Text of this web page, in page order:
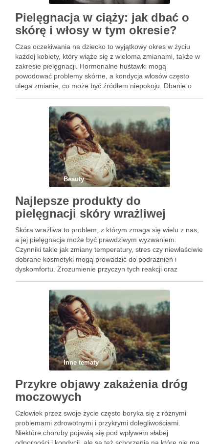
Pielęgnacja w ciąży: jak dbać o
skórę i włosy w tym okresie?
Czas oczekiwania na dziecko to wyjątkowy okres w życiu
każdej kobiety, który wiąże się z wieloma zmianami, także w
zakresie pielęgnacji. Hormonalne huśtawki mogą
powodować problemy skórne, a kondycja włosów często
ulega zmianie, co może być źródłem niepokoju. Dbanie o
Beauty
Najlepsze produkty do
pielęgnacji skóry wrażliwej
Skóra wrażliwa to problem, z którym zmaga się wielu z nas,
a jej pielęgnacja może być prawdziwym wyzwaniem.
Czynniki takie jak zmiany temperatury, stres czy niewłaściwie
dobrane kosmetyki mogą prowadzić do podrażnień i
dyskomfortu. Zrozumienie przyczyn tych reakcji oraz
klucz do zdrowej i …
Inne tematy
Przykre objawy zakażenia dróg
moczowych
Człowiek przez swoje życie często boryka się z różnymi
problemami zdrowotnymi i przykrymi dolegliwościami.
Niektóre choroby pojawią się pod wpływem słabej